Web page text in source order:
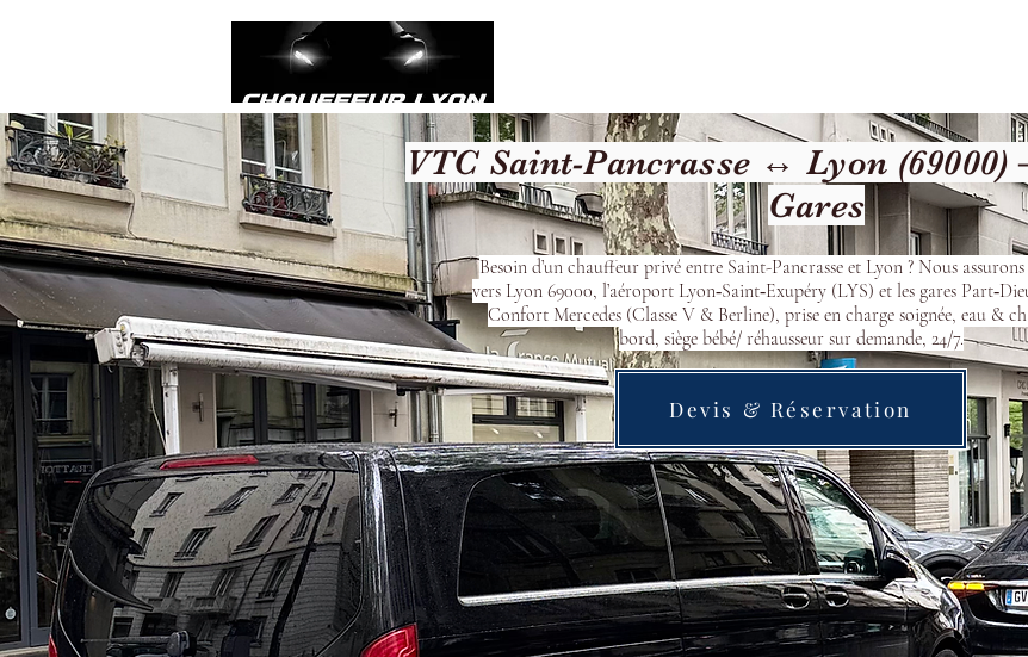
VTC Saint-Pancrasse ↔ Lyon (69000)
Gares
Besoin d’un chauffeur privé entre Saint-Pancrasse et Lyon ? Nous
vers Lyon 69000, l’aéroport Lyon‑Saint‑Exupéry (LYS) et les gares
Confort Mercedes (Classe V & Berline), prise en charge soignée, eau &
bord, siège bébé/ réhausseur sur demande, 24/7.
Devis & Réservation